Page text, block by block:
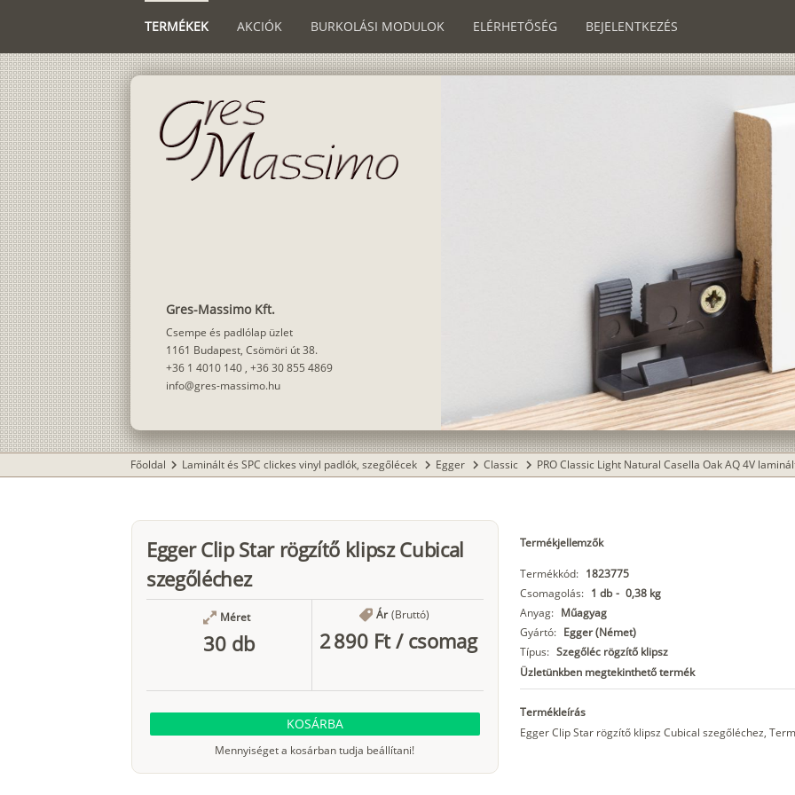
TERMÉKEK AKCIÓK BURKOLÁSI MODULOK ELÉRHETŐSÉG BEJELENTKEZÉS
Gres-Massimo Kft.
Csempe és padlólap üzlet
1161 Budapest, Csömöri út 38.
+36 1 4010 140 , +36 30 855 4869
info@gres-massimo.hu
Főoldal chevron_right Laminált és SPC clickes vinyl padlók, szegőlécek chevron_right Egger chevron_right Classic chevron_right PRO Classic Light Natural Casella Oak AQ 4V
Egger Clip Star rögzítő klipsz Cubical
szegőléchez
Méret
30 db
Ár (Bruttó)
2 890 Ft/ csomag
KOSÁRBA
Mennyiséget a kosárban tudja beállítani!
Termékjellemzők
Termékkód: 1823775
Csomagolás: 1 db - 0,38 kg
Anyag: Műagyag
Gyártó: Egger (Német)
Típus: Szegőléc rögzítő klipsz
Üzletünkben megtekinthető termék
Termékleírás
Egger Clip Star rögzítő klipsz Cubical szegőléchez,